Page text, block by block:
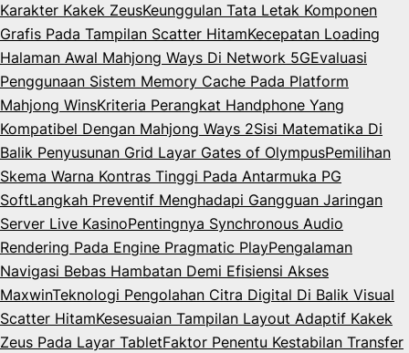
Karakter Kakek ZeusKeunggulan Tata Letak Komponen
Grafis Pada Tampilan Scatter HitamKecepatan Loading
Halaman Awal Mahjong Ways Di Network 5GEvaluasi
Penggunaan Sistem Memory Cache Pada Platform
Mahjong WinsKriteria Perangkat Handphone Yang
Kompatibel Dengan Mahjong Ways 2Sisi Matematika Di
Balik Penyusunan Grid Layar Gates of OlympusPemilihan
Skema Warna Kontras Tinggi Pada Antarmuka PG
SoftLangkah Preventif Menghadapi Gangguan Jaringan
Server Live KasinoPentingnya Synchronous Audio
Rendering Pada Engine Pragmatic PlayPengalaman
Navigasi Bebas Hambatan Demi Efisiensi Akses
MaxwinTeknologi Pengolahan Citra Digital Di Balik Visual
Scatter HitamKesesuaian Tampilan Layout Adaptif Kakek
Zeus Pada Layar TabletFaktor Penentu Kestabilan Transfer